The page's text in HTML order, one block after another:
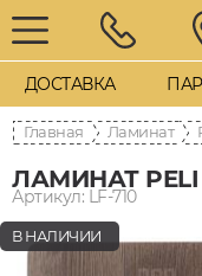
ДОСТАВКА
Главная Ламинат
ЛАМИНАТ PELI
Артикул: LF-710
В НАЛИЧИИ